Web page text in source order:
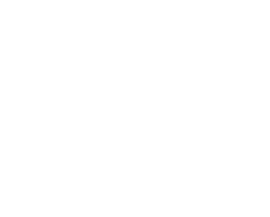
verschiedene Membranen, deren
mit minimaler Belastung.